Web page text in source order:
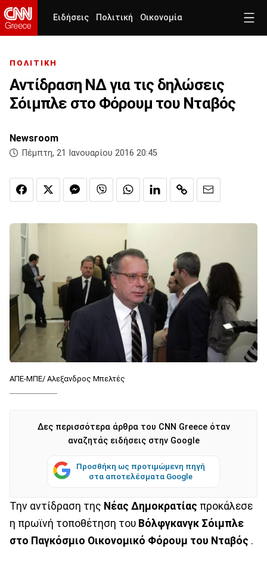
Ειδήσεις Πολιτική Οικονομία
ΠΟΛΙΤΙΚΗ
Αντίδραση ΝΔ για τις δηλώσεις
Σόιμπλε στο Φόρουμ του Νταβός
Newsroom
Πέμπτη, 21 Ιανουαρίου 2016 20:45
ΑΠΕ-ΜΠΕ/ Αλεξανδρος Μπελτές
Δες περισσότερα άρθρα του CNN Greece όταν
αναζητάς ειδήσεις στην Google
Προσθήκη ως προτιμώμενη πηγή
στα αποτελέσματα Google
Την αντίδραση της Νέας Δημοκρατίας προκάλεσε
η πρωϊνή τοποθέτηση του Βόλφγκανγκ Σόιμπλε
στο Παγκόσμιο Οικονομικό Φόρουμ του Νταβός .